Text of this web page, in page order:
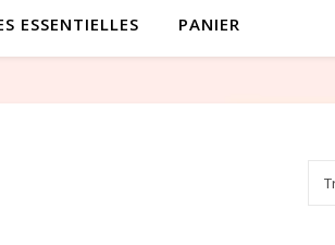
ESSENTIELLES PANIER